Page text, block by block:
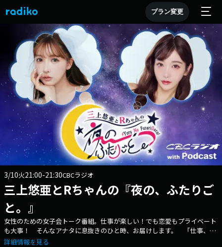
プラン変更
3/10火21:00-21:30CBCラジオ
三上悠亜とRちゃんの『夜の、ふたりご
と。』
女性のための女子会トーク番組。仕事が楽しい！でも恋愛もプライベート
も大事！ そんなアナタに息抜きのひと時、お届けします。 「仕事、恋
愛、整形、セックス。夜中、ウチらだから話せること。語ろー！」 番
詳細情報を見る